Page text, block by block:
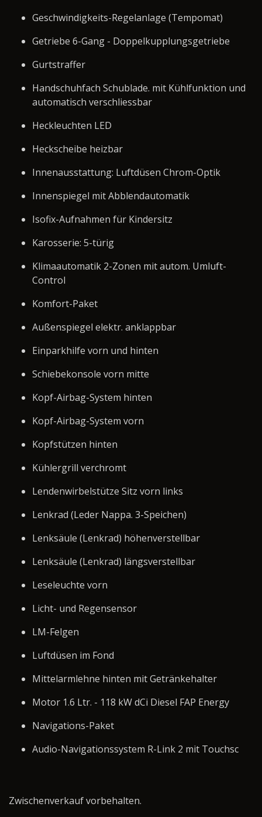
Geschwindigkeits-Regelanlage (Tempomat)
Getriebe 6-Gang - Doppelkupplungsgetriebe
Gurtstraffer
Handschuhfach Schublade. mit Kühlfunktion und
automatisch verschliessbar
Heckleuchten LED
Heckscheibe heizbar
Innenausstattung: Luftdüsen Chrom-Optik
Innenspiegel mit Abblendautomatik
Isofix-Aufnahmen für Kindersitz
Karosserie: 5-türig
Klimaautomatik 2-Zonen mit autom. Umluft-
Control
Komfort-Paket
Außenspiegel elektr. anklappbar
Einparkhilfe vorn und hinten
Schiebekonsole vorn mitte
Kopf-Airbag-System hinten
Kopf-Airbag-System vorn
Kopfstützen hinten
Kühlergrill verchromt
Lendenwirbelstütze Sitz vorn links
Lenkrad (Leder Nappa. 3-Speichen)
Lenksäule (Lenkrad) höhenverstellbar
Lenksäule (Lenkrad) längsverstellbar
Leseleuchte vorn
Licht- und Regensensor
LM-Felgen
Luftdüsen im Fond
Mittelarmlehne hinten mit Getränkehalter
Motor 1.6 Ltr. - 118 kW dCi Diesel FAP Energy
Navigations-Paket
Audio-Navigationssystem R-Link 2 mit Touchsc
Zwischenverkauf vorbehalten.